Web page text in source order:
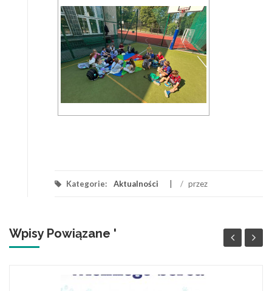
Kategorie: Aktualności / przez
Wpisy Powiązane '